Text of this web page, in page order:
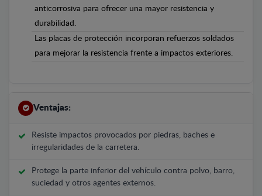
anticorrosiva para ofrecer una mayor resistencia y
durabilidad.
Las placas de protección incorporan refuerzos soldados
para mejorar la resistencia frente a impactos exteriores.
Ventajas:
Resiste impactos provocados por piedras, baches e
irregularidades de la carretera.
Protege la parte inferior del vehículo contra polvo, barro,
suciedad y otros agentes externos.